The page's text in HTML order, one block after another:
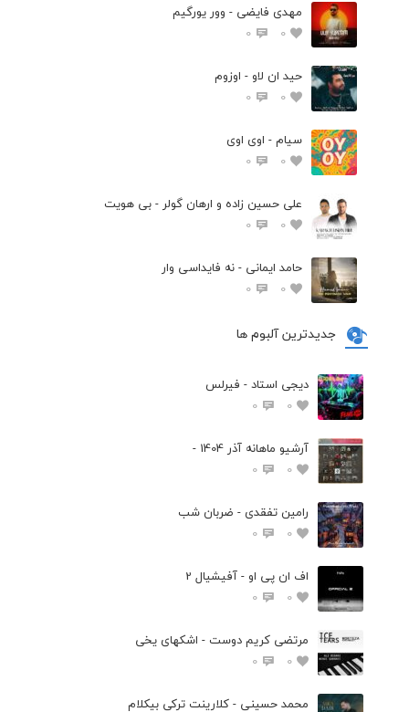
مهدی فایضی - وور یورگیم
0
0
حید ان لاو - اوزوم
0
0
سیام - اوی اوی
0
0
علی حسین زاده و ارهان گولر - بی هویت
0
0
حامد ایمانی - نه فایداسی وار
0
0
جدیدترین آلبوم ها
دیجی استاد - فیرلس
0
0
آرشیو ماهانه آذر 1404 -
0
0
رامین تفقدی - ضربان شب
0
0
اف ان پی او - آفیشیال 2
0
0
مرتضی کریم دوست - اشکهای یخی
0
0
محمد حسینی - کلارینت ترکی بیکلام